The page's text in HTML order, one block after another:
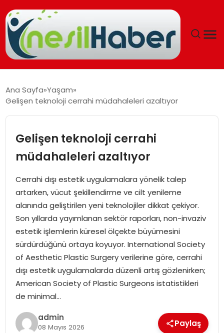
GÜNCEL
YAŞAM
EĞITIM
SOSYAL HABER
SPOR
EKONOMI
MAGAZIN
TEKNOLOJI
Ana Sayfa Yaşam
Gelişen teknoloji cerrahi müdahaleleri azaltıyor
Gelişen teknoloji cerrahi
müdahaleleri azaltıyor
Cerrahi dışı estetik uygulamalara yönelik talep
artarken, vücut şekillendirme ve cilt yenileme
alanında geliştirilen yeni teknolojiler dikkat çekiyor.
Son yıllarda yayımlanan sektör raporları, non-invaziv
estetik işlemlerin küresel ölçekte büyümesini
sürdürdüğünü ortaya koyuyor. International Society
of Aesthetic Plastic Surgery verilerine göre, cerrahi
dışı estetik uygulamalarda düzenli artış gözlenirken;
American Society of Plastic Surgeons istatistikleri
de minimal…
admin
08 Mayıs 2026 Paylaş